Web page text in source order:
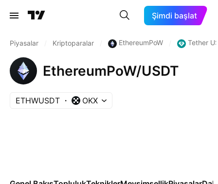
Şimdi başlat
Piyasalar Kriptoparalar EthereumPoW Tether
EthereumPoW/USDT
ETHWUSDT OKX